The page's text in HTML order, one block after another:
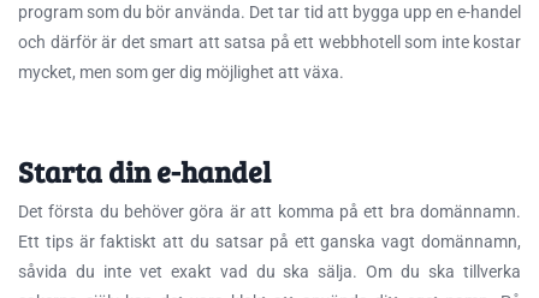
program som du bör använda. Det tar tid att bygga upp en e-handel
och därför är det smart att satsa på ett webbhotell som inte kostar
mycket, men som ger dig möjlighet att växa.
Starta din e-handel
Det första du behöver göra är att komma på ett bra domännamn.
Ett tips är faktiskt att du satsar på ett ganska vagt domännamn,
såvida du inte vet exakt vad du ska sälja. Om du ska tillverka